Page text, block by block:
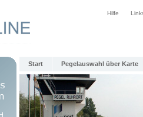
Hilfe
Start Pegelauswahl über Karte